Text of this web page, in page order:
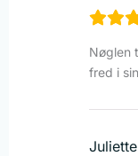
Nøglen
fred i